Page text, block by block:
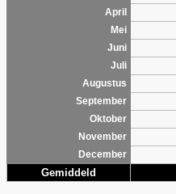
April
Mei
Juni
Juli
Augustus
September
Oktober
November
December
Gemiddeld